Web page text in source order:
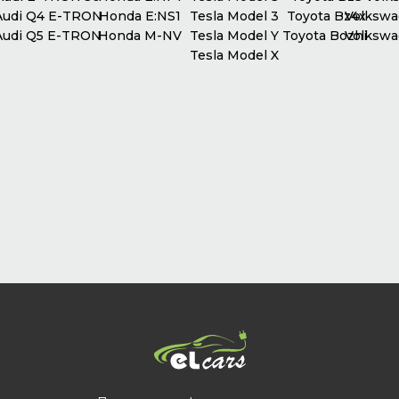
Q4 E-TRON
Q5 E-TRON
Honda E:NS1
Honda M-NV
Tesla Model 3
Tesla Model Y
Tesla Model X
Toyota Bz4x
Toyota Bozhi